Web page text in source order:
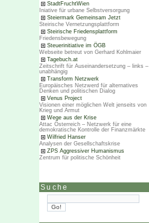
StadtFruchtWien
Iniative für urbane Selbstversorgung
Steiermark Gemeinsam Jetzt
Steirische Vernetzungsplattform
Steirische Friedensplattform
Friedensbewegung
Steuerinitiative im ÖGB
Webseite betreut von Gerhard Kohlmaier
Tagebuch.at
Zeitschrift für Auseinandersetzung – links –
unabhängig
Transform Netzwerk
Europäisches Netzwerd für alternatives
Denken und politischen Dialog
Venus Project
Visionen einer möglichen Welt jenseits von
Krieg und Armut
Wege aus der Krise
Attac Österreich – Netzwerk für eine
demokratische Kontrolle der Finanzmärkte
Wilfried Hanser
Analysen der Gesellschaftskrise
ZPS Aggressiver Humanismus
Zentrum für politische Schönheit
Suche